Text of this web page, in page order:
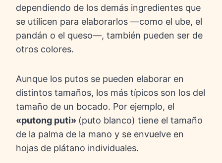
dependiendo de los demás ingredientes que
se utilicen para elaborarlos —como el ube, el
pandán o el queso—, también pueden ser de
otros colores.
Aunque los putos se pueden elaborar en
distintos tamaños, los más típicos son los del
tamaño de un bocado. Por ejemplo, el
«putong puti» (puto blanco) tiene el tamaño
de la palma de la mano y se envuelve en
hojas de plátano individuales.